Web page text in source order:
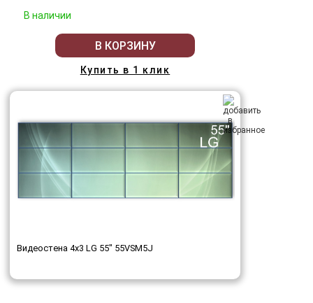
В наличии
В КОРЗИНУ
Купить в 1 клик
Видеостена 4x3 LG 55" 55VSM5J